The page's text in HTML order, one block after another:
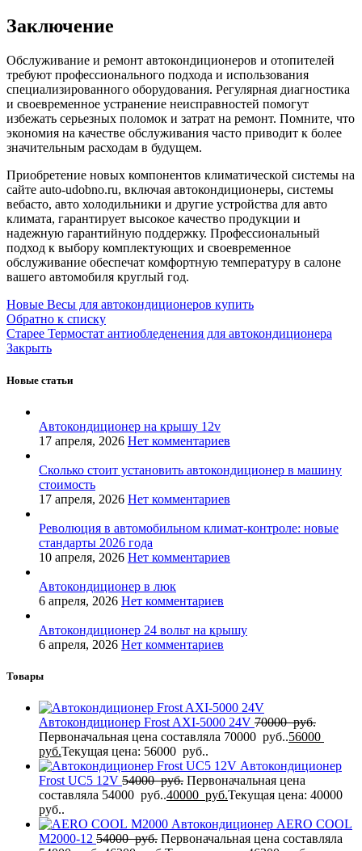
Заключение
Обслуживание и ремонт автокондиционеров и отопителей
требуют профессионального подхода и использования
специализированного оборудования. Регулярная диагностика
и своевременное устранение неисправностей помогут
избежать серьезных поломок и затрат на ремонт. Помните, что
экономия на качестве обслуживания часто приводит к более
значительным расходам в будущем.
Приобретение новых компонентов климатической системы на
сайте auto-udobno.ru, включая автокондиционеры, системы
вебасто, авто холодильники и другие устройства для авто
климата, гарантирует высокое качество продукции и
надежную гарантийную поддержку. Профессиональный
подход к выбору комплектующих и своевременное
обслуживание обеспечат комфортную температуру в салоне
вашего автомобиля круглый год.
Новые Весы для автокондиционеров купить
Обратно к списку
Старее Термостат антиобледенения для автокондиционера
Закрыть
Новые статьи
Автокондиционер на крышу 12v
17 апреля, 2026 Нет комментариев
Сколько стоит установить автокондиционер в машину
стоимость
17 апреля, 2026 Нет комментариев
Революция в автомобильном климат-контроле: новые
стандарты 2026 года
10 апреля, 2026 Нет комментариев
Автокондиционер в люк
6 апреля, 2026 Нет комментариев
Автокондиционер 24 вольт на крышу
6 апреля, 2026 Нет комментариев
Товары
Автокондиционер Frost AXI-5000 24V 70000руб.
Первоначальная цена составляла 70000 руб..56000
руб.Текущая цена: 56000 руб..
Автокондиционер
Frost UC5 12V 54000руб. Первоначальная цена
составляла 54000 руб..40000 руб.Текущая цена: 40000
руб..
Автокондиционер AERO COOL
M2000-12 54000руб. Первоначальная цена составляла